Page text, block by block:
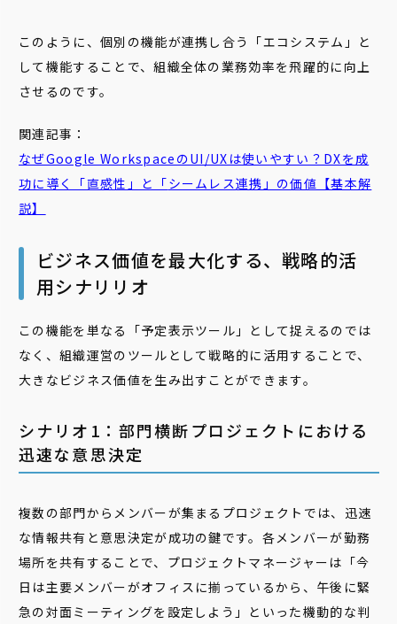
このように、個別の機能が連携し合う「エコシステム」と
して機能することで、組織全体の業務効率を飛躍的に向上
させるのです。
関連記事：
なぜGoogle WorkspaceのUI/UXは使いやすい？DXを成
功に導く「直感性」と「シームレス連携」の価値【基本解
説】
ビジネス価値を最大化する、戦略的活
用シナリリオ
この機能を単なる「予定表示ツール」として捉えるのでは
なく、組織運営のツールとして戦略的に活用することで、
大きなビジネス価値を生み出すことができます。
シナリオ1：部門横断プロジェクトにおける
迅速な意思決定
複数の部門からメンバーが集まるプロジェクトでは、迅速
な情報共有と意思決定が成功の鍵です。各メンバーが勤務
場所を共有することで、プロジェクトマネージャーは「今
日は主要メンバーがオフィスに揃っているから、午後に緊
急の対面ミーティングを設定しよう」といった機動的な判